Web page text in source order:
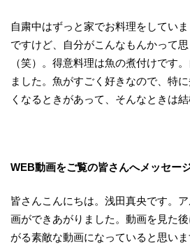
自粛中はずっと家でお料理をしてい
ですけど、自分がこんなもんかって
（笑）。得意料理は魚の煮付けです
ました。魚がすごく好きなので、特
くなるときがあって、そんなときは
WEB動画をご覧の皆さんへメッセー
皆さんこんにちは。浅田真央です。
画ができあがりました。動画を見た
がる素敵な動画になっていると思い